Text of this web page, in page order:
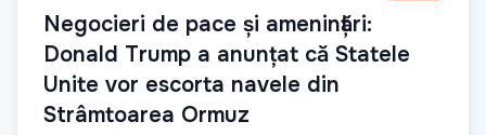
Negocieri de pace și amenințări:
Donald Trump a anunțat că Statele
Unite vor escorta navele din
Strâmtoarea Ormuz